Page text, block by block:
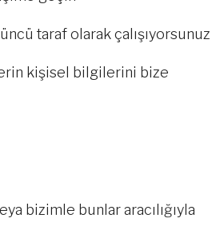
taraf olarak çalışıyorsunuz
kişisel bilgilerini bize
bizimle bunlar aracılığıyla